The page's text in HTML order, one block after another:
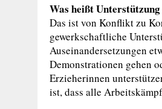
Was heißt
Das ist von Konflikt zu
gewerkschaftliche
Auseinandersetzungen
Demonstrationen gehen
Erzieherinnen
ist, dass alle